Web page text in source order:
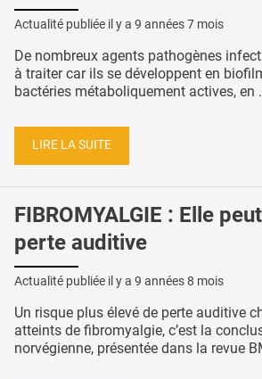
Actualité publiée il y a 9 années 7 mois
De nombreux agents pathogènes
à traiter car ils se développent en
bactéries métaboliquement actives, en
LIRE LA SUITE
FIBROMYALGIE : Elle
perte auditive
Actualité publiée il y a 9 années 8 mois
Un risque plus élevé de perte auditive
atteints de fibromyalgie, c’est la
norvégienne, présentée dans la revue